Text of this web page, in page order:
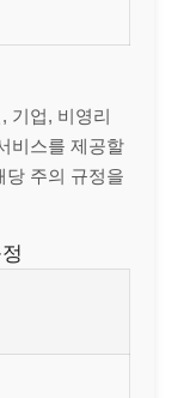
기업, 비영리
비스를 제공할
당 주의 규정을